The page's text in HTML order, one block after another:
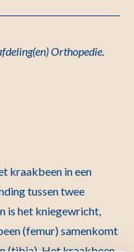
Orthopedie.
kraakbeen in een
tussen twee
is het kniegewricht,
(femur) samenkomt